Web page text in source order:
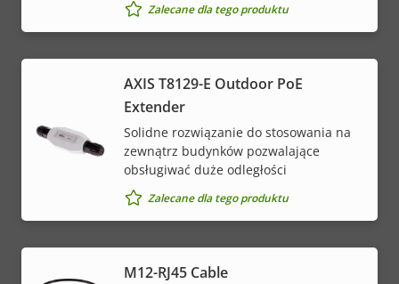
Zalecane dla tego produktu
AXIS T8129-E Outdoor PoE
Extender
Solidne rozwiązanie do stosowania na
zewnątrz budynków pozwalające
obsługiwać duże odległości
Zalecane dla tego produktu
M12-RJ45 Cable